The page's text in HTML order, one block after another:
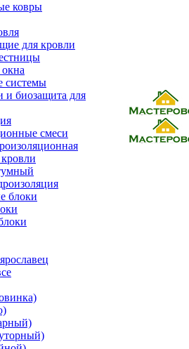
ковры
для кровли
системы
и биозащита для
смеси
блоки